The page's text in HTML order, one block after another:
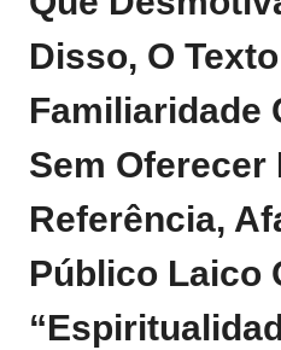
Disso, O
Familiaridade
Sem Oferecer
Referência,
Público Laico